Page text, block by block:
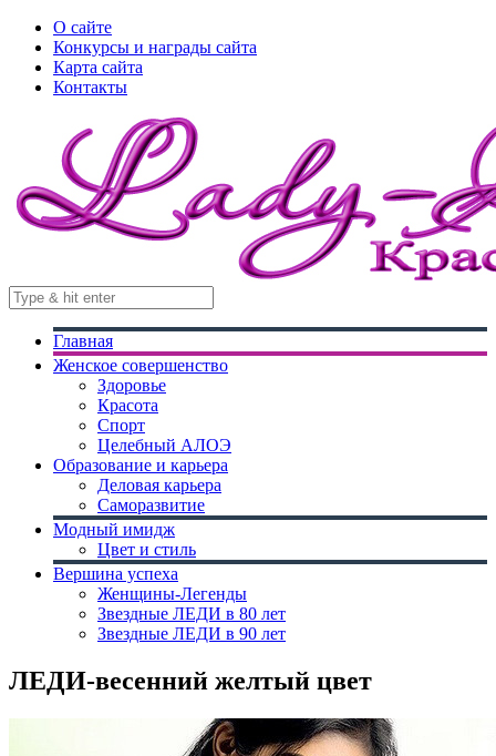
О сайте
Конкурсы и награды сайта
Карта сайта
Контакты
Главная
Женское совершенство
Здоровье
Красота
Спорт
Целебный АЛОЭ
Образование и карьера
Деловая карьера
Саморазвитие
Модный имидж
Цвет и стиль
Вершина успеха
Женщины-Легенды
Звездные ЛЕДИ в 80 лет
Звездные ЛЕДИ в 90 лет
ЛЕДИ-весенний желтый цвет